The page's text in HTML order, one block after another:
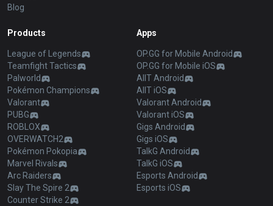
Blog
Products
League of Legends
Teamfight Tactics
Palworld
Pokémon Champions
Valorant
PUBG
ROBLOX
OVERWATCH2
Pokémon Pokopia
Marvel Rivals
Arc Raiders
Slay The Spire 2
Counter Strike 2
Apps
OP.GG for Mobile Android
OP.GG for Mobile iOS
AllT Android
AllT iOS
Valorant Android
Valorant iOS
Gigs Android
Gigs iOS
TalkG Android
TalkG iOS
Esports Android
Esports iOS